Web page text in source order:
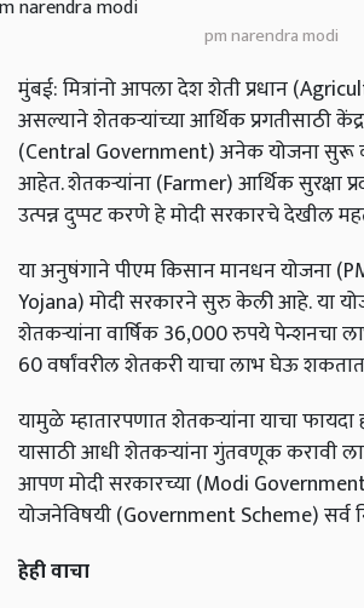
pm narendra modi
मुंबई: मित्रांनो आपला देश शेती प्रधान
असल्याने शेतकऱ्यांच्या आर्थिक प्रगतीसाठी
(Central Government) अनेक योजना सुरू
आहेत. शेतकर्‍यांना (Farmer) आर्थिक सुरक्षा
उत्पन्न दुप्पट करणे हे मोदी सरकारचे देखील
या अनुषंगाने पीएम किसान मानधन योजना
Yojana) मोदी सरकारने सुरु केली आहे.या
शेतकऱ्यांना वार्षिक 36,000 रुपये पेन्शनचा
60 वर्षांवरील शेतकरी याचा लाभ घेऊ
यामुळे म्हातारपणात शेतकऱ्यांना याचा फायदा
यासाठी आधी शेतकऱ्यांना गुंतवणूक करावी
आपण मोदी सरकारच्या (Modi
योजनेविषयी (Government Scheme)
हेही वाचा